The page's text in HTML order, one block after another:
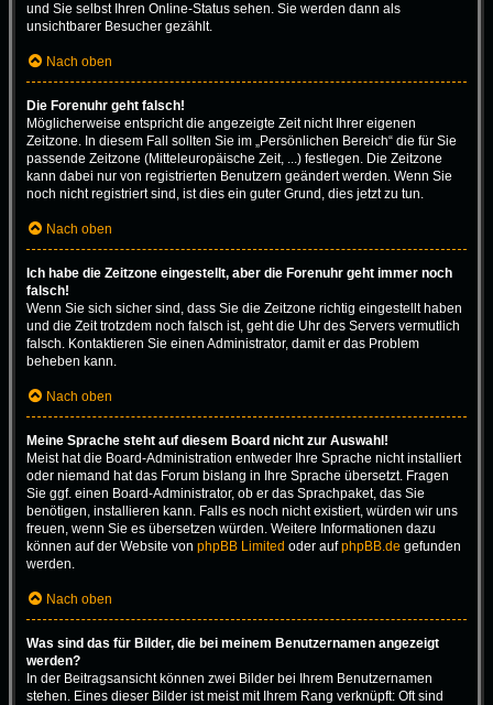
und Sie selbst Ihren Online-Status sehen. Sie werden dann als
unsichtbarer Besucher gezählt.
Nach oben
Die Forenuhr geht falsch!
Möglicherweise entspricht die angezeigte Zeit nicht Ihrer eigenen
Zeitzone. In diesem Fall sollten Sie im „Persönlichen Bereich“ die für Sie
passende Zeitzone (Mitteleuropäische Zeit, ...) festlegen. Die Zeitzone
kann dabei nur von registrierten Benutzern geändert werden. Wenn Sie
noch nicht registriert sind, ist dies ein guter Grund, dies jetzt zu tun.
Nach oben
Ich habe die Zeitzone eingestellt, aber die Forenuhr geht immer noch
falsch!
Wenn Sie sich sicher sind, dass Sie die Zeitzone richtig eingestellt haben
und die Zeit trotzdem noch falsch ist, geht die Uhr des Servers vermutlich
falsch. Kontaktieren Sie einen Administrator, damit er das Problem
beheben kann.
Nach oben
Meine Sprache steht auf diesem Board nicht zur Auswahl!
Meist hat die Board-Administration entweder Ihre Sprache nicht installiert
oder niemand hat das Forum bislang in Ihre Sprache übersetzt. Fragen
Sie ggf. einen Board-Administrator, ob er das Sprachpaket, das Sie
benötigen, installieren kann. Falls es noch nicht existiert, würden wir uns
freuen, wenn Sie es übersetzen würden. Weitere Informationen dazu
können auf der Website von phpBB Limited oder aufphpBB.de gefunden
werden.
Nach oben
Was sind das für Bilder, die bei meinem Benutzernamen angezeigt
werden?
In der Beitragsansicht können zwei Bilder bei Ihrem Benutzernamen
stehen. Eines dieser Bilder ist meist mit Ihrem Rang verknüpft: Oft sind